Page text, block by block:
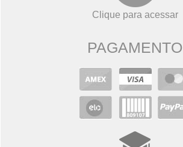
Clique para acessar
PAGAMENTO